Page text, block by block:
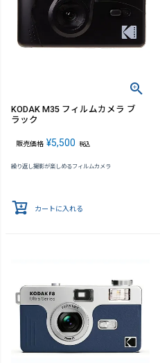
KODAK M35 フィルムカメラ ブ
ラック
販売価格 ¥5,500 税込
繰り返し撮影が楽しめるフィルムカメラ
カートに入れる